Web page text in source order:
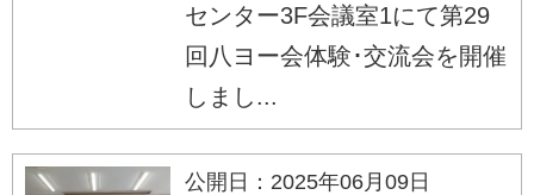
センター3F会議室1にて第29
回八ヨー会体験･交流会を開催
しまし...
公開日：2025年06月09日